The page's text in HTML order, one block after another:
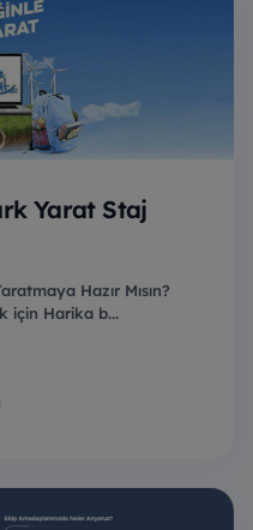
Yarat Staj
Hazır Mısın?
için Harika b...